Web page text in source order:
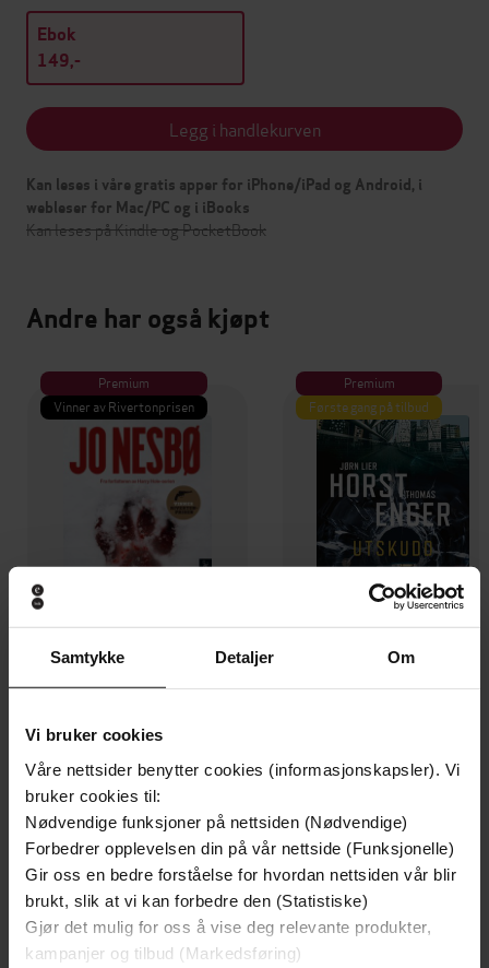
Samtykke Detaljer Om
Vi bruker cookies
Våre nettsider benytter cookies (informasjonskapsler). Vi
bruker cookies til:
Nødvendige funksjoner på nettsiden (Nødvendige)
Forbedrer opplevelsen din på vår nettside (Funksjonelle)
Gir oss en bedre forståelse for hvordan nettsiden vår blir
brukt, slik at vi kan forbedre den (Statistiske)
Gjør det mulig for oss å vise deg relevante produkter,
kampanjer og tilbud (Markedsføring)
Ebok
149,-
Legg i handlekurven
Kan leses i våre gratis apper for iPhone/iPad og Android, i
webleser for Mac/PC og i iBooks
Kan leses på Kindle og PocketBook
Andre har også kjøpt
Premium
Vinner av Rivertonprisen
Minnesota
Jo Nesbø
EBOK
Premium
Første gang på tilbud
Jørn Lier Horst
Forfattere Jens Braarvig (oversetter)
Forlag Hermes